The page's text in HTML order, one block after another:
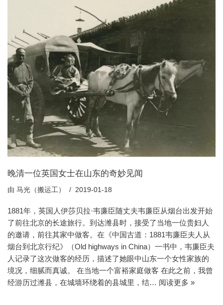
晚清一位英国女士在山东的奇妙见闻
由 马光（搬运工） 2019-01-18
1881年，英国人伊莎贝拉·韦廉臣随丈夫韦廉臣从烟台出发开始
了前往北京的长途旅行。到达潍县时，接受了当地一位贵妇人
的邀请，前往其家中做客。在《中国古道：1881韦廉臣夫人从
烟台到北京行纪》（Old highways in China）一书中，韦廉臣夫
人记录了这次做客的经历，描述了她眼中山东一个女性家族的
境况，细腻而真诚。 在当地一个富裕家庭做客 在此之前，我曾
经游历过潍县，在城墙环绕着的县城里，结… 阅读更多 »